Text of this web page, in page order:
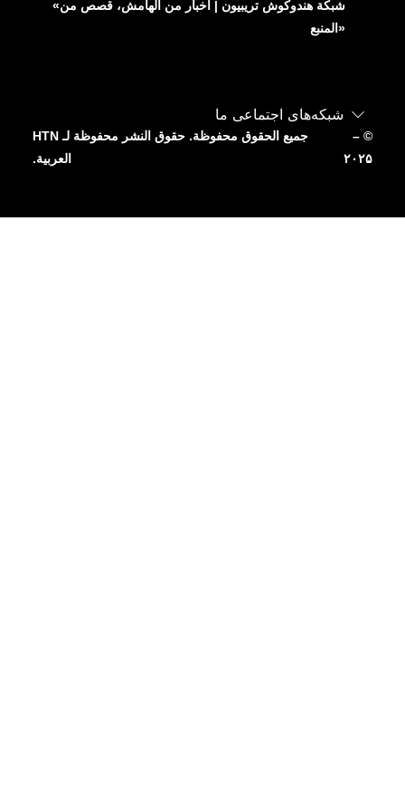
شبکه‌های اجتماعی ما
– ©
۲۰۲۵
جميع الحقوق محفوظة. حقوق النشر محفوظة لـ HTN
العربية.
«شبكة هندوكوش تريبيون | أخبار من الهامش، قصص من
المنبع»